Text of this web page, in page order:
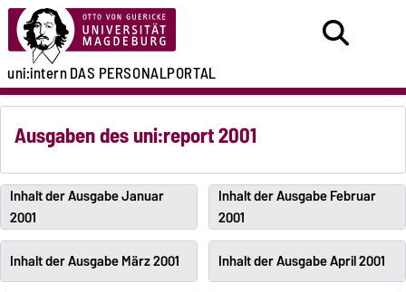
uni:internDAS PERSONALPORTAL
Ausgaben des uni:report 2001
Inhalt der Ausgabe Januar
2001
Inhalt der Ausgabe Februar
2001
Inhalt der Ausgabe März 2001
Inhalt der Ausgabe April 2001